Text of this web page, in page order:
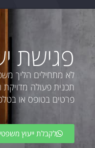
פגישת
לא מתחילים הליך
תכנית פעולה מדויקת
פרטים בטופס או
לקבלת ייעוץ